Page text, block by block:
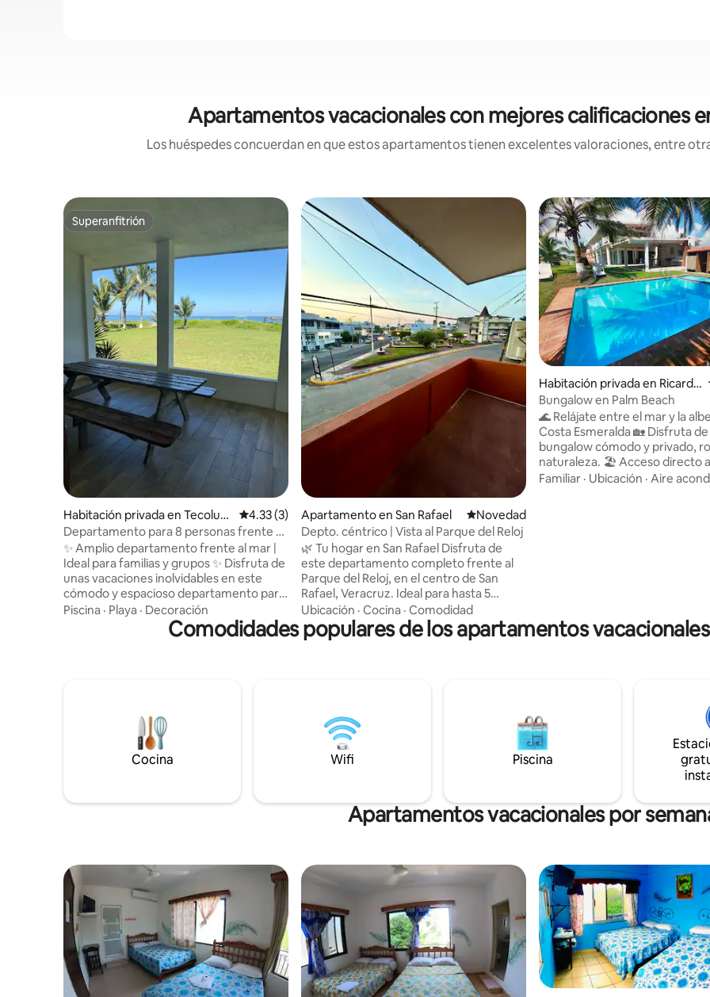
Apartamentos vacacionales con mejores calificaciones
Los huéspedes concuerdan en que estos apartamentos tienen excelentes valoraciones, entre
Superanfitrión
Superanfitrión
Habitación privada en Tecolutl
a
Calificación promedio: 4.33 de 5, 3 reseñas
4.33 (3)
Departamento para 8 personas frente al
mar.
✨ Amplio departamento frente al mar |
Ideal para familias y grupos ✨ Disfruta de
unas vacaciones inolvidables en este
cómodo y espacioso departamento para
hasta 8 personas, ubicado a pocos pasos
de la playa. Perfecto para familias o
grupos de amigos que buscan descanso,
mar. Podrás disfrutar de áreas comunes
ideales para convivir y descansar !
Piscina · Playa · Decoración
Apartamento en San Rafael Lugar para hospedarse
Novedad
Depto. céntrico | Vista al Parque del Reloj
🌿 Tu hogar en San Rafael Disfruta de
este departamento completo frente al
Parque del Reloj, en el centro de San
Rafael, Veracruz. Ideal para hasta 5
huéspedes, cuenta con una cama
matrimonial, una individual y un sofá
cama. Disfruta de aire acondicionado,
esperamos para que te sientas como en
casa!
Ubicación · Cocina · Comodidad
Habitación privada en Ricardo
Flores Magón
Bungalow en Palm Beach
🌊 Relájate entre el mar y la
Costa Esmeralda 🏡 Disfruta de un
bungalow cómodo y privado,
naturaleza. 🏖️ Acceso directo a la playa
Camina unos pasos y siente la
Familiar · Ubicación · Aire
Comodidades populares de los apartamentos
Cocina Wifi Piscina
Apartamentos vacacionales por